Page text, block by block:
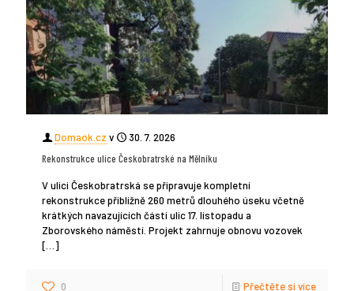
Domaok.cz v
30. 7. 2026
Rekonstrukce ulice Českobratrské na Mělníku
V ulici Českobratrská se připravuje kompletní
rekonstrukce přibližně 260 metrů dlouhého úseku včetně
krátkých navazujících částí ulic 17. listopadu a
Zborovského náměstí. Projekt zahrnuje obnovu vozovek
[…]
0 Přečtěte si více